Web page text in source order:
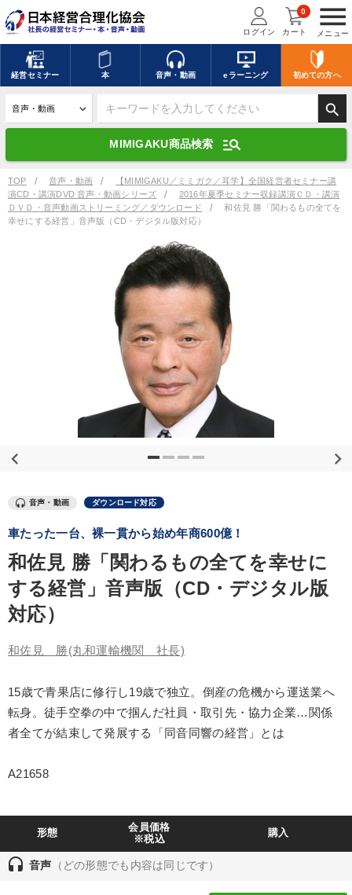
menu
メニュー
ログイン カート
0
経営セミナー 本 音声・動画 eラーニング 初めての方へ
search
MIMIGAKU商品検索 manage_search
キーワードを入力して探す
デジタル版対応のみ検索結果に表示する
search 上記の条件で検索
全国経営者セミナー講演収録物（全1315タイトル）からお探しいただけ
優秀各社の智恵と戦略 事業家のロマンと経営
専門家のアドバイス
リーダーの器量を学ぶ
2026年春季全国経営者セミナー収録講演ＣＤ・講演ＤＶＤ・デジ
タル版（音声／動画ストリーミング・ダウンロード）
仕事のスキルと人間力を高める知恵を身につける
業種
キーワード
TOP 音声・動画
【MIMIGAKU／ミミガク／耳学】全国経営者セミナー講
演CD・講演DVD 音声・動画シリーズ
2016年夏季セミナー収録講演ＣＤ・講演
ＤＶＤ・音声動画ストリーミング／ダウンロード
和佐見 勝「関わるもの全てを
幸せにする経営」音声版（CD・デジタル版対応）
音声・動画 ダウンロード対応
車たった一台、裸一貫から始め年商600億！
和佐見 勝「関わるもの全てを幸せに
する経営」音声版（CD・デジタル版
対応）
和佐見 勝(丸和運輸機関 社長)
15歳で青果店に修行し19歳で独立。倒産の危機から運送業へ
転身。徒手空拳の中で掴んだ社員・取引先・協力企業…関係
者全てが結束して発展する「同音同響の経営」とは
A21658
形態
会員価格
※税込
購入
headset 音声 （どの形態でも内容は同じです）